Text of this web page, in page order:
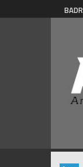
Hoppa till